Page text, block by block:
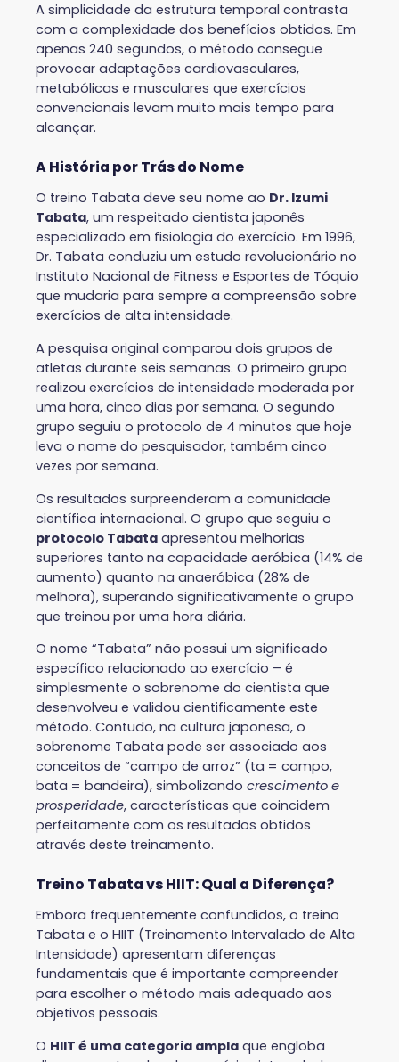
A simplicidade da estrutura temporal contrasta
com a complexidade dos benefícios obtidos. Em
apenas 240 segundos, o método consegue
provocar adaptações cardiovasculares,
metabólicas e musculares que exercícios
convencionais levam muito mais tempo para
alcançar.
A História por Trás do Nome
O treino Tabata deve seu nome ao Dr. Izumi
Tabata, um respeitado cientista japonês
especializado em fisiologia do exercício. Em 1996,
Dr. Tabata conduziu um estudo revolucionário no
Instituto Nacional de Fitness e Esportes de Tóquio
que mudaria para sempre a compreensão sobre
exercícios de alta intensidade.
A pesquisa original comparou dois grupos de
atletas durante seis semanas. O primeiro grupo
realizou exercícios de intensidade moderada por
uma hora, cinco dias por semana. O segundo
grupo seguiu o protocolo de 4 minutos que hoje
leva o nome do pesquisador, também cinco
vezes por semana.
Os resultados surpreenderam a comunidade
científica internacional. O grupo que seguiu o
protocolo Tabata apresentou melhorias
superiores tanto na capacidade aeróbica (14% de
aumento) quanto na anaeróbica (28% de
melhora), superando significativamente o grupo
que treinou por uma hora diária.
O nome “Tabata” não possui um significado
específico relacionado ao exercício – é
simplesmente o sobrenome do cientista que
desenvolveu e validou cientificamente este
método. Contudo, na cultura japonesa, o
sobrenome Tabata pode ser associado aos
conceitos de “campo de arroz” (ta = campo,
bata = bandeira), simbolizando crescimento e
prosperidade, características que coincidem
perfeitamente com os resultados obtidos
através deste treinamento.
Treino Tabata vs HIIT: Qual a Diferença?
Embora frequentemente confundidos, o treino
Tabata e o HIIT (Treinamento Intervalado de Alta
Intensidade) apresentam diferenças
fundamentais que é importante compreender
para escolher o método mais adequado aos
objetivos pessoais.
O HIIT é uma categoria ampla que engloba